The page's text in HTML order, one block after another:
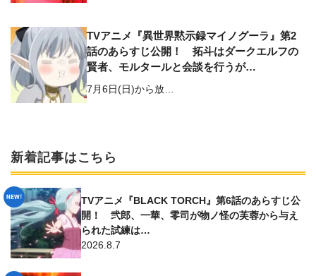
TVアニメ『異世界黙示録マイノグーラ』第2
話のあらすじ公開！ 拓斗はダークエルフの
賢者、モルタールと会談を行うが…
7月6日(日)から放…
新着記事はこちら
TVアニメ『BLACK TORCH』第6話のあらすじ公
開！ 弐郎、一華、零司が物ノ怪の芙蓉から与え
られた試練は…
2026.8.7